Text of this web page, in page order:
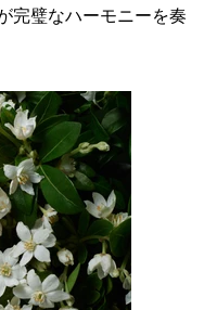
完璧なハーモニーを奏